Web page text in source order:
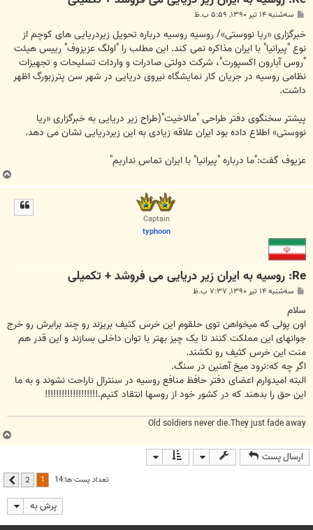
پ
ت
سه‌شنبه ۱۴ تیر ۱۳۹۰, ۵:۵۹ ب.ظ
خبرگزاری «ریا نووستی»/ روسیه روسیه درباره تحویل زیردریایی های کوچم از
نوع "پیرانیا" با ایران مذاکره نمی کند. این مطلب را "اولگ عزیزوف" رییس هیئت
"روس آبارون اکسپورت"، شرکت دولتی صادرات و واردات تسلیحات و تجهیزات
نظامی روسیه در جریان کار نمایشگاه نیروی دریایی در شهر سن پترزبورگ اظهر
داشت.
پیشتر سخنگوی دفتر طراحی "مالاخیت"(طراح زیر دریایی به خبرگزاری «ریا
نووستی» اطلاع داده بود ایران علاقه زیادی به این زیردریایی نشان می دهد.
عزیوف گفت:"ما درباره "پیرانیا" با ایران تماس نداریم"
ب
ا
Captain
typhoon
Re: روسیه به ایران زیر دریایی می فروشد + تکمیلی
پ
ت
سه‌شنبه ۱۴ تیر ۱۳۹۰, ۷:۳۷ ب.ظ
سلام
اون پولی که میخواهن توی حلقوم این خرس کثیف بریزند رو چند برابرش رو خرج
جوانهای این مملکت کنند تا یک چیز بهتر با توان داخلی بسازند و این قدر هم
منت این خرس کثیف رو نکشند.
اگر چه که:نرود میخ آهنین در سنگ.
البته امیدوارم اعضای دفتر حافظ منافع روسیه در سنترال ناراحت نشوند و به ما
این حق را بدهند که در کشور خود از روسها انتقاد کنیم.!!!!!!!!!!!!!!!!!!!
Old soldiers never die.They just fade away
ب
ا
ارسال پست
تعداد پست ها:14 2 بعدی
پرش به